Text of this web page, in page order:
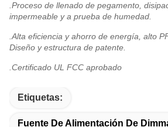
.Proceso de llenado de pegamento,
impermeable y a prueba de humedad.
.Alta eficiencia y ahorro de energía, alto
Diseño y estructura de patente.
.Certificado UL FCC aprobado
Etiquetas:
Fuente De Alimentación De